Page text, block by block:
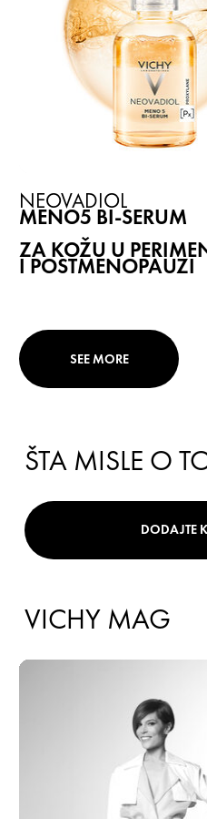
NEOVADIOL
MENO5 BI-SERUM
ZA KOŽU U
I POSTMENOPAUZI
SEE MORE
ŠTA MISLE O
DODAJTE
VICHY MAG